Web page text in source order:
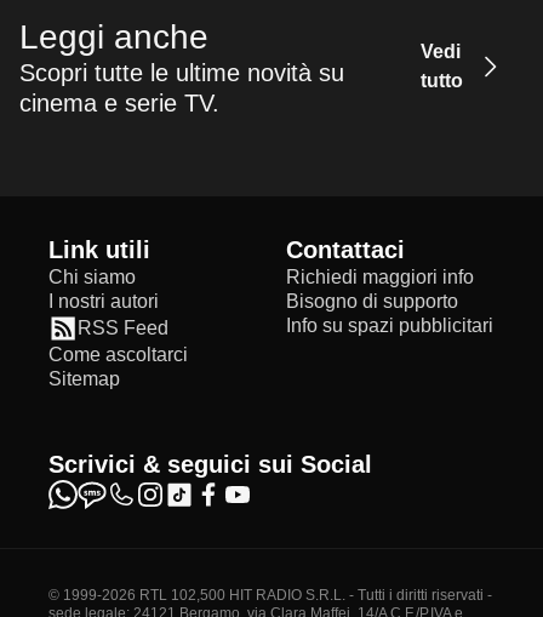
Leggi anche
Scopri tutte le ultime novità su
cinema e serie TV.
Vedi
tutto
Link utili
Chi siamo
I nostri autori
RSS Feed
Come ascoltarci
Sitemap
Contattaci
Richiedi maggiori info
Bisogno di supporto
Info su spazi pubblicitari
Scrivici & seguici sui Social
© 1999-2026 RTL 102,500 HIT RADIO S.R.L. - Tutti i diritti riservati -
sede legale: 24121 Bergamo, via Clara Maffei, 14/A C.F./P.IVA e